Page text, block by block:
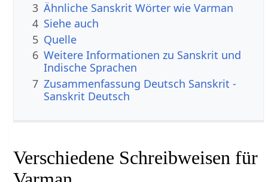
3 Ähnliche Sanskrit Wörter wie Varman
4 Siehe auch
5 Quelle
6 Weitere Informationen zu Sanskrit und
Indische Sprachen
7 Zusammenfassung Deutsch Sanskrit -
Sanskrit Deutsch
Verschiedene Schreibweisen für